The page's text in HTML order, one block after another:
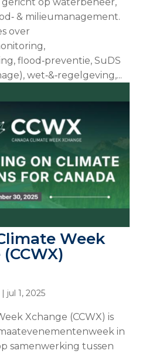
& milieumanagement.
over
flood‑preventie, SuDS
wet‑&‑regelgeving,...
Week
| jul 1, 2025
Xchange (CCWX) is
in
samenwerking tussen